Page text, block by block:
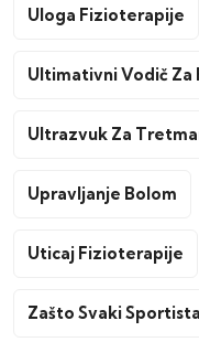
Uloga Fizioterapije
Ultimativni Vodič Za
Ultrazvuk Za
Upravljanje Bolom
Uticaj Fizioterapije
Zašto Svaki